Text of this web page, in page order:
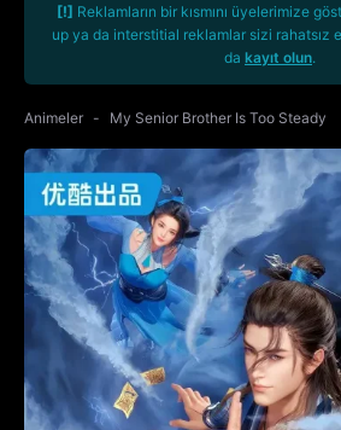
[!] Reklamların bir kısmını üyelerimize
up ya da interstitial reklamlar sizi rahatsız
da kayıt olun.
Animeler My Senior Brother Is Too Steady